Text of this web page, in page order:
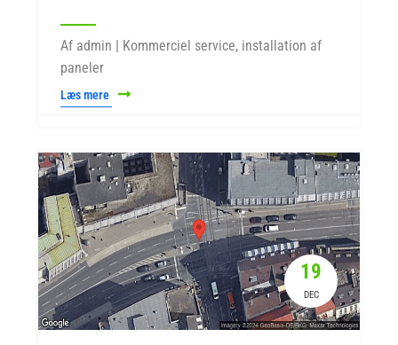
Af admin | Kommerciel service, installation af
paneler
Læs mere
19
DEC